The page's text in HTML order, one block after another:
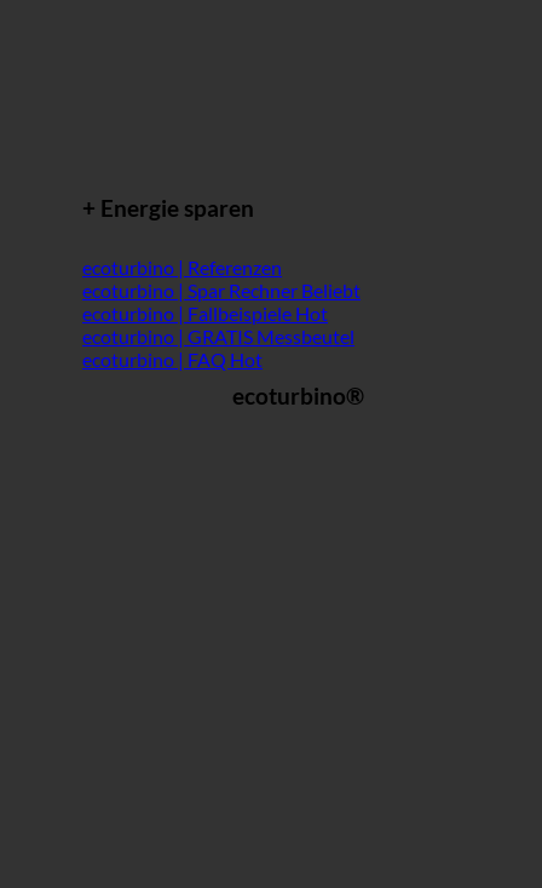
+ Energie sparen
ecoturbino | Referenzen
ecoturbino | Spar Rechner
ecoturbino | Fallbeispiele
ecoturbino | GRATIS Messbeutel
ecoturbino | FAQ
ecoturbino®